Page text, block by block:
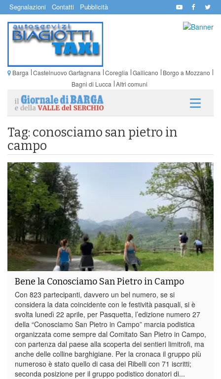
Segnalazioni Contatti Pubblicità
Barga Castelnuovo Garfagnana Coreglia Gallicano
Borgo a Mozzano
Bagni di Lucca Altri comuni
Tag: conosciamo san pietro in
campo
Bene la Conosciamo San Pietro in Campo
Con 823 partecipanti, davvero un bel numero, se si
considera la data coincidente con le festività pasquali, si è
svolta lunedì 22 aprile, per Pasquetta, l’edizione numero 27
della “Conosciamo San Pietro in Campo” marcia podistica
organizzata come sempre dal Comitato San Pietro in Campo,
con partenza dal paese alla scoperta dei sentieri limitrofi, ma
anche delle colline barghigiane. Per la cronaca il gruppo più
numeroso è stato quello di casa dei Ribelli con 71 iscritti;
seconda posizione per il gruppo podistico donatori di...